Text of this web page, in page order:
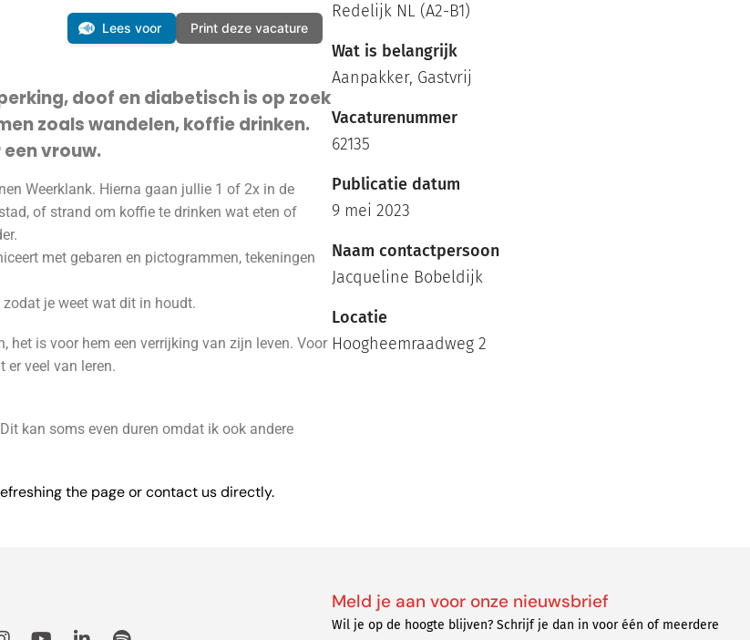
Print deze vacature
Lees voor
doof en diabetisch is op zoek
zoals wandelen, koffie drinken.
vrouw.
Weerklank. Hierna gaan jullie 1 of 2x in de
of strand om koffie te drinken wat eten of
met gebaren en pictogrammen, tekeningen
je weet wat dit in houdt.
het is voor hem een verrijking van zijn leven. Voor
er veel van leren.
kan soms even duren omdat ik ook andere
the page or contact us directly.
Redelijk NL (A2-B1)
Wat is belangrijk
Aanpakker, Gastvrij
Vacaturenummer
62135
Publicatie datum
9 mei 2023
Naam contactpersoon
Jacqueline Bobeldijk
Locatie
Hoogheemraadweg 2
Meld je aan voor onze nieuwsbrief
Wil je op de hoogte blijven? Schrijf je dan in voor één of meerdere